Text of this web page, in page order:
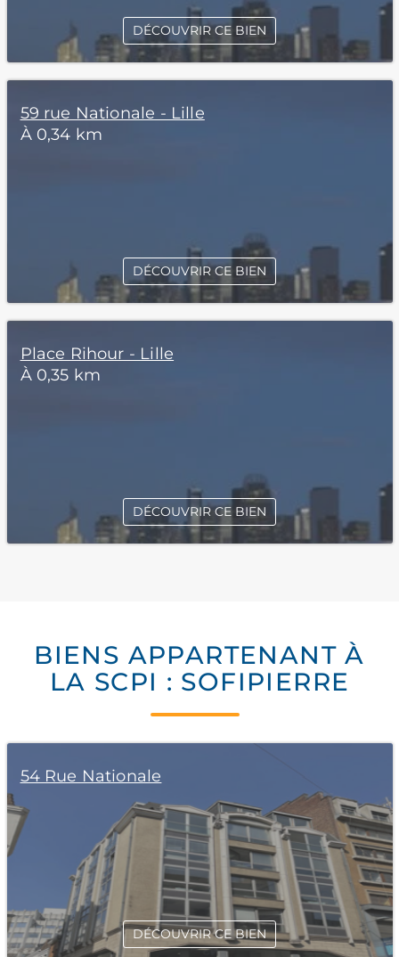
DÉCOUVRIR CE BIEN
59 rue Nationale - Lille
À 0,34 km
DÉCOUVRIR CE BIEN
Place Rihour - Lille
À 0,35 km
DÉCOUVRIR CE BIEN
BIENS APPARTENANT À
LA SCPI : SOFIPIERRE
54 Rue Nationale
DÉCOUVRIR CE BIEN